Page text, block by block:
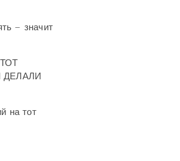
– значит
на тот